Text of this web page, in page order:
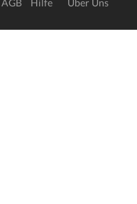
AGB Hilfe Über Uns